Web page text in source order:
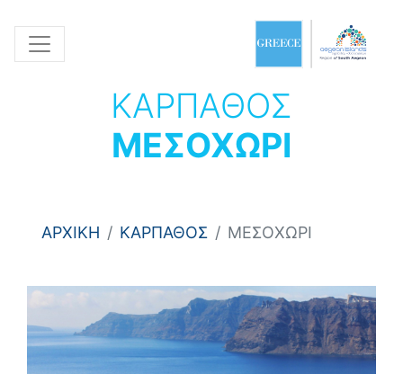
ΚΑΡΠΑΘΟΣ
ΜΕΣΟΧΩΡΙ
ΑΡΧΙΚΗ ΚΑΡΠΑΘΟΣ ΜΕΣΟΧΩΡΙ